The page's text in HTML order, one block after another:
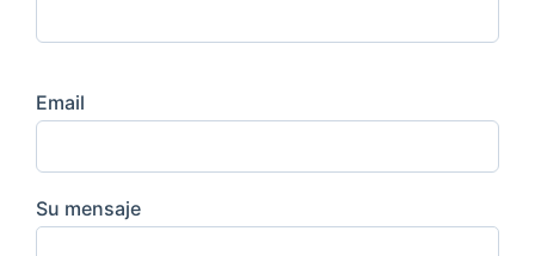
Email
Su mensaje